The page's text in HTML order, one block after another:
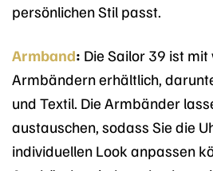
persönlichen Stil passt.
Armband: Die Sailor 39 ist
Armbändern erhältlich,
und Textil. Die Armbänder
austauschen, sodass Sie die
individuellen Look anpassen